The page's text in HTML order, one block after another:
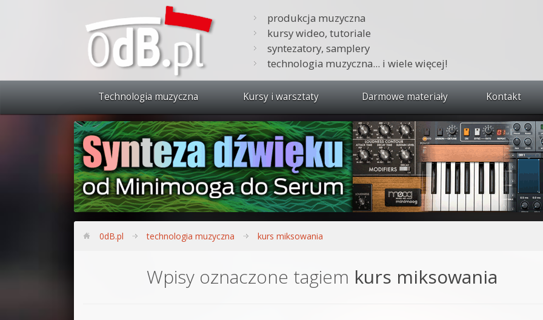
produkcja muzyczna
kursy wideo, tutoriale
syntezatory, samplery
technologia muzyczna... i wiele więcej!
Technologia muzyczna Kursy i warsztaty
Zobacz wszystkie kursy i warsztaty
Synteza dźwięku 🔥
Produkcja muzyczna w praktyce
Bitwig Studio od podstaw
Sound Forge od podstaw
Darmowe materiały Kontakt
0dB.pl technologia muzyczna kurs miksowania
Wpisy oznaczone tagiem kurs miksowania